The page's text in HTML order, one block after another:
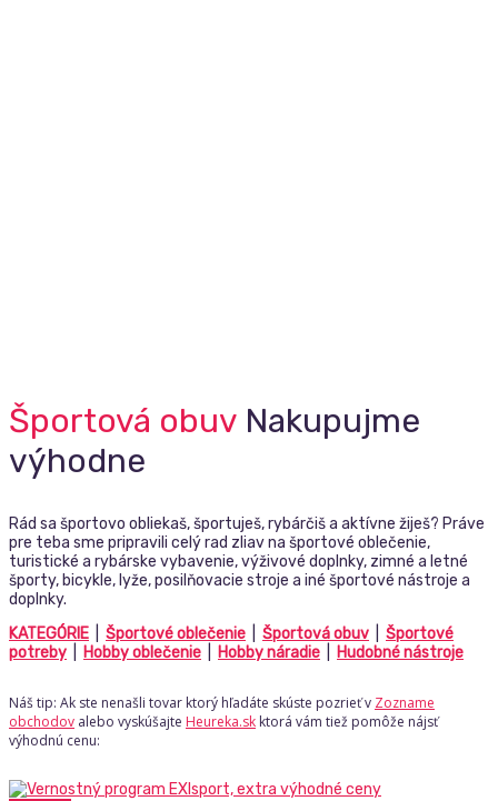
Športová obuv Nakupujme
výhodne
Rád sa športovo obliekaš, športuješ, rybárčiš a aktívne žiješ? Práve
pre teba sme pripravili celý rad zliav na športové oblečenie,
turistické a rybárske vybavenie, výživové doplnky, zimné a letné
športy, bicykle, lyže, posilňovacie stroje a iné športové nástroje a
doplnky.
KATEGÓRIE
Športové oblečenie Športová obuv
Športové
potreby
Hobby oblečenie Hobby náradie Hudobné nástroje
Náš tip: Ak ste nenašli tovar ktorý hľadáte skúste pozrieť v Zozname
obchodov alebo vyskúšajte Heureka.sk ktorá vám tiež pomôže nájsť
výhodnú cenu: